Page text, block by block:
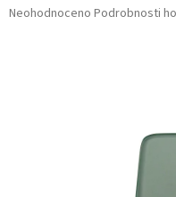
Průměrné
Neohodnoceno Podrobnosti